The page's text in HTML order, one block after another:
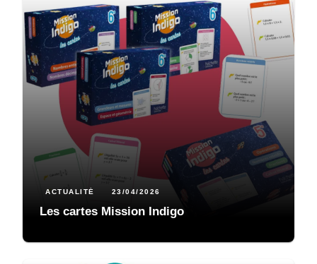
ACTUALITÉ 23/04/2026
Les cartes Mission Indigo